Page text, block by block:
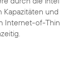
Internet-of-